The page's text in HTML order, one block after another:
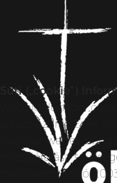
Süti („cookie”)
Weboldalunkon
alkalmazunk. Ezek
tárolnak webes
hozzájárulása
hírközlésről szóló